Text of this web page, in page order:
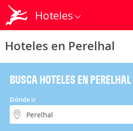
Hoteles
Hoteles en Perelhal
BUSCA HOTELES EN PERELHAL
Dónde ir